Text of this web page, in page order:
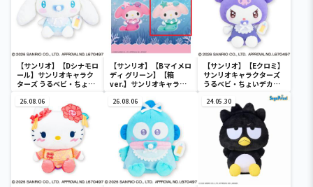
【サンリオ】【Dシナモロ
ール】サンリオキャラク
ターズ うるベビ・ちょい
【サンリオ】【Bマイメロ
ディ グリーン】【箱
ver.】サンリオキャラク
SOFVIMATES～マイメロ
ディ マーメイドver. ～
【サンリオ】【Eクロミ】
サンリオキャラクターズ
うるベビ・ちょいデカド
26.08.06 26.08.06 24.05.30